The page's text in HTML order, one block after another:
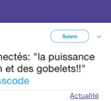
Actualité